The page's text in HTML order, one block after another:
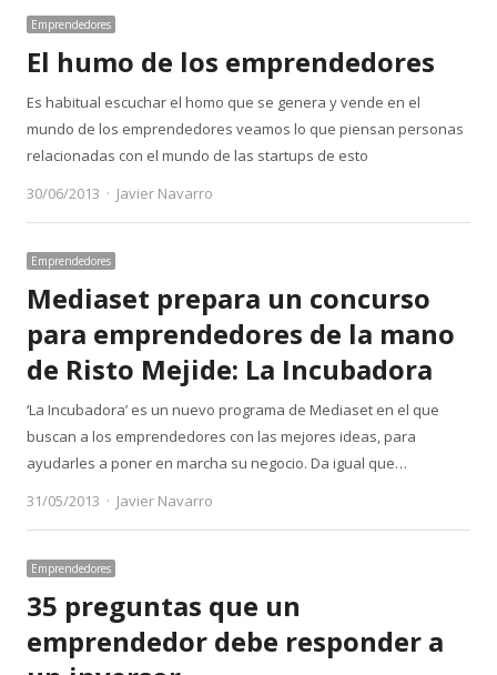
Emprendedores
El humo de los emprendedores
Es habitual escuchar el homo que se genera y vende en el
mundo de los emprendedores veamos lo que piensan personas
relacionadas con el mundo de las startups de esto
30/06/2013
Author
Javier Navarro
Emprendedores
Mediaset prepara un concurso
para emprendedores de la mano
de Risto Mejide: La Incubadora
‘La Incubadora’ es un nuevo programa de Mediaset en el que
buscan a los emprendedores con las mejores ideas, para
ayudarles a poner en marcha su negocio. Da igual que…
31/05/2013
Author
Javier Navarro
Emprendedores
35 preguntas que un
emprendedor debe responder a